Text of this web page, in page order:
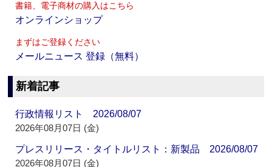
書籍、電子商材の購入はこちら
オンラインショップ
まずはご登録ください
メールニュース 登録（無料）
新着記事
行政情報リスト 2026/08/07
2026年08月07日 (金)
プレスリリース・タイトルリスト：新製品 2026/08/07
2026年08月07日 (金)